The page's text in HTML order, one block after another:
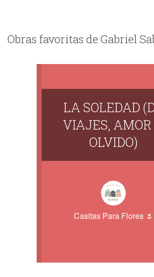
Obras favoritas de Gabriel
LA SOLEDAD
VIAJES,
OLVIDO)
Casitas Para Flores 🌷